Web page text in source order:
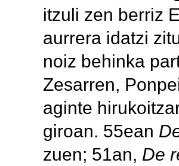
itzuli zen berriz
aurrera idatzi
noiz behinka
Zesarren,
aginte
giroan. 55ean
zuen; 51an, De